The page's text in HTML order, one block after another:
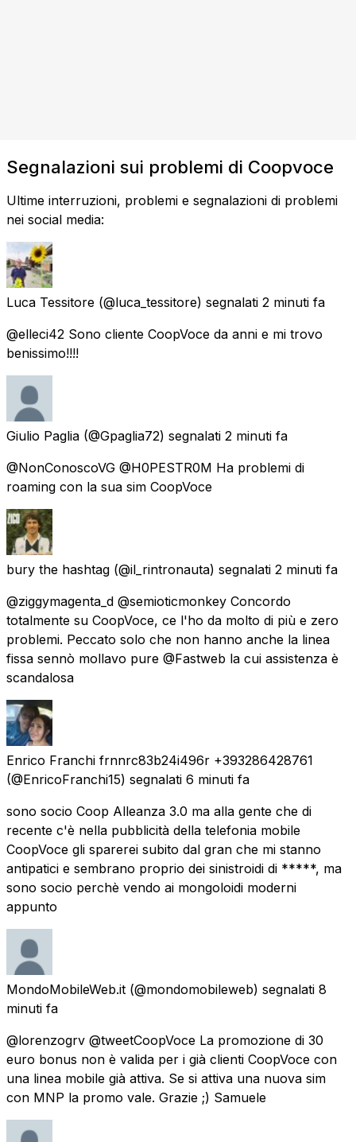
Segnalazioni sui problemi di Coopvoce
Ultime interruzioni, problemi e segnalazioni di problemi
nei social media:
Luca Tessitore (@luca_tessitore) segnalati 2 minuti fa
@elleci42 Sono cliente CoopVoce da anni e mi trovo
benissimo!!!!
Giulio Paglia (@Gpaglia72) segnalati 2 minuti fa
@NonConoscoVG @H0PESTR0M Ha problemi di
roaming con la sua sim CoopVoce
bury the hashtag (@il_rintronauta) segnalati 2 minuti fa
@ziggymagenta_d @semioticmonkey Concordo
totalmente su CoopVoce, ce l'ho da molto di più e zero
problemi. Peccato solo che non hanno anche la linea
fissa sennò mollavo pure @Fastweb la cui assistenza è
scandalosa
Enrico Franchi frnnrc83b24i496r +393286428761
(@EnricoFranchi15) segnalati 6 minuti fa
sono socio Coop Alleanza 3.0 ma alla gente che di
recente c'è nella pubblicità della telefonia mobile
CoopVoce gli sparerei subito dal gran che mi stanno
antipatici e sembrano proprio dei sinistroidi di *****, ma
sono socio perchè vendo ai mongoloidi moderni
appunto
MondoMobileWeb.it (@mondomobileweb) segnalati 8
minuti fa
@lorenzogrv @tweetCoopVoce La promozione di 30
euro bonus non è valida per i già clienti CoopVoce con
una linea mobile già attiva. Se si attiva una nuova sim
con MNP la promo vale. Grazie ;) Samuele